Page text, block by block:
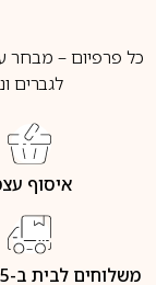
כל פרפיום – מבחר
לגברים
איסוף
משלוחים לבית ב-5 ימי עסקים